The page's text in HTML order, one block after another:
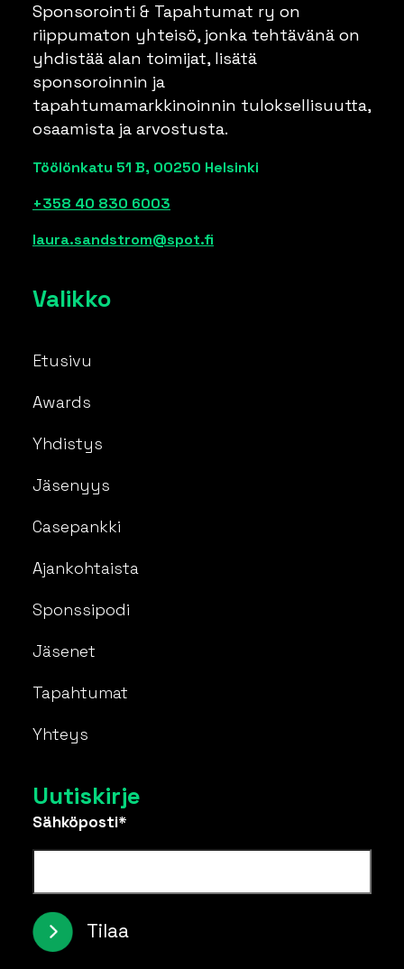
Sponsorointi & Tapahtumat ry on
riippumaton yhteisö, jonka tehtävänä on
yhdistää alan toimijat, lisätä
sponsoroinnin ja
tapahtumamarkkinoinnin tuloksellisuutta,
osaamista ja arvostusta.
Töölönkatu 51 B, 00250 Helsinki
+358 40 830 6003
laura.sandstrom@spot.fi
Valikko
Etusivu
Awards
Yhdistys
Jäsenyys
Casepankki
Ajankohtaista
Sponssipodi
Jäsenet
Tapahtumat
Yhteys
Uutiskirje
Sähköposti*
Tilaa